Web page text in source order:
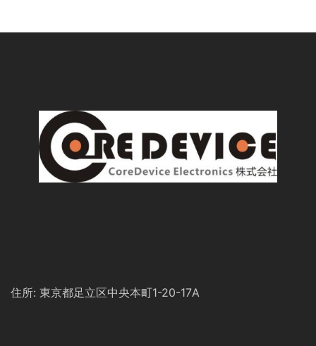
住所: 東京都足立区中央本町1-20-17A